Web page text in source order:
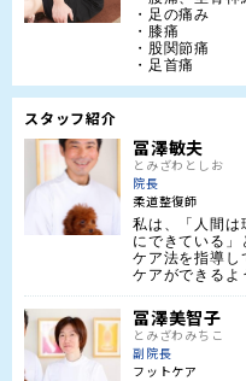
・足の痛み
・膝痛
・股関節痛
・足首痛
スタッフ紹介
冨澤敏夫
とみざわとしお
院長
柔道整復師
私は、「人間は
にできている」
ケア法を指導し
ケアができるよ
冨澤美智子
とみざわみちこ
副院長
フットケア